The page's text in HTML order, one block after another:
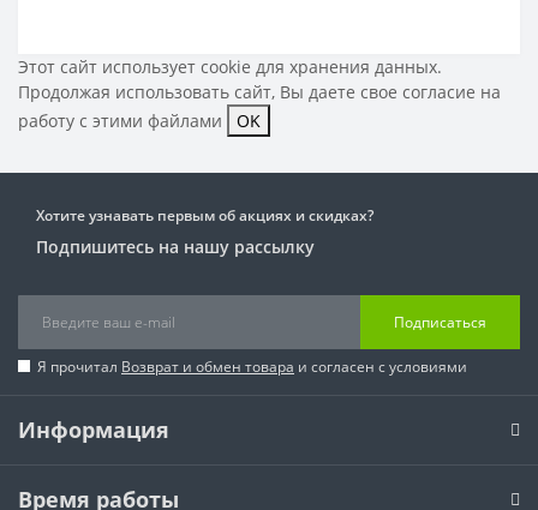
Этот сайт использует cookie для хранения данных.
Продолжая использовать сайт, Вы даете свое согласие на
работу с этими файлами
OK
Хотите узнавать первым об акциях и скидках?
Подпишитесь на нашу рассылку
Подписаться
Я прочитал Возврат и обмен товара и согласен с условиями
Информация
Время работы